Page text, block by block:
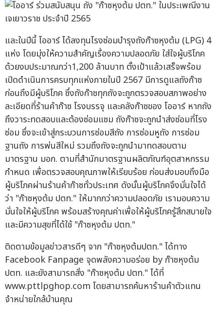
และในปีนี้ โออาร์ ได้ลงทุนโรงซ่อมบำรุงถังก๊าซหุงต้ม (LPG) 4
แห่ง โดยมุ่งให้ความสำคัญเรื่องความปลอดภัย ใส่ใจผู้บริโภค
ด้วยงบประมาณกว่า1,200 ล้านบาท ตั้งเป้าแล้วเสร็จพร้อม
เปิดดำเนินการครบทุกแห่งภายในปี 2567 มีการดูแลถังก๊าซ
ก่อนถึงมีผู้บริโภค ซึ่งถังก๊าซทุกถังจะถูกตรวจสอบสภาพอย่าง
ละเอียดที่ร้านค้าก๊าซ โรงบรรจุ และคลังก๊าซของ โออาร์ หากถัง
ถึงวาระทดสอบและต้องซ่อมแซม ถังก๊าซจะถูกนำส่งซ่อมที่โรง
ซ่อม ซึ่งจะเข้าสู่กระบวนการซ่อมสีถัง การซ่อมหูถัง การซ่อม
ฐานถัง การพ่นสีใหม่ รวมถึงถังจะถูกนำมาทดสอบตาม
มาตรฐาน มอก. ตามที่สำนักมาตรฐานผลิตภัณฑ์อุตสาหกรรม
กำหนด เพื่อตรวจสอบคุณภาพให้เรียบร้อย ก่อนส่งมอบถึงมือ
ผู้บริโภคผ่านร้านค้าก๊าซทั่วประเทศ ดังนั้นผู้บริโภคจึงมั่นใจได้
ว่า "ก๊าซหุงต้ม ปตท." ให้มากกว่าความปลอดภัย เรามอบความ
มั่นใจให้ผู้บริโภค พร้อมสร้างคุณค่าเพื่อให้ผู้บริโภครู้สึกสบายใจ
และมีความสุขที่ได้ใช้ "ก๊าซหุงต้ม ปตท."
ติดตามข้อมูลข่าวสารดีๆ จาก "ก๊าซหุงต้มปตท." ได้ทาง
Facebook Fanpage จุดพลังความอร่อย by ก๊าซหุงต้ม
ปตท. และยังสามารถสั่ง "ก๊าซหุงต้ม ปตท." ได้ที่
www.pttlpghop.com โดยสามารถค้นหาร้านค้าตัวแทน
จำหน่ายใกล้บ้านคุณ